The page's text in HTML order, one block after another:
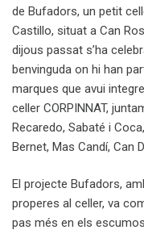
de Bufadors, un petit
Castillo, situat a Can
dijous passat s’ha
benvinguda on hi han
marques que avui
celler CORPINNAT,
Recaredo, Sabaté i
Bernet, Mas Candí, Can
El projecte Bufadors,
properes al celler, va
pas més en els